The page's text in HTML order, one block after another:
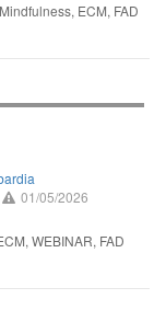
ECM, FAD
01/05/2026
WEBINAR, FAD